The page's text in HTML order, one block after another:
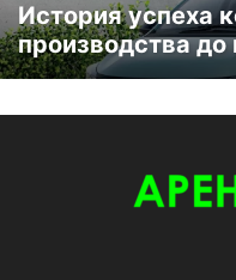
История успеха
производства до